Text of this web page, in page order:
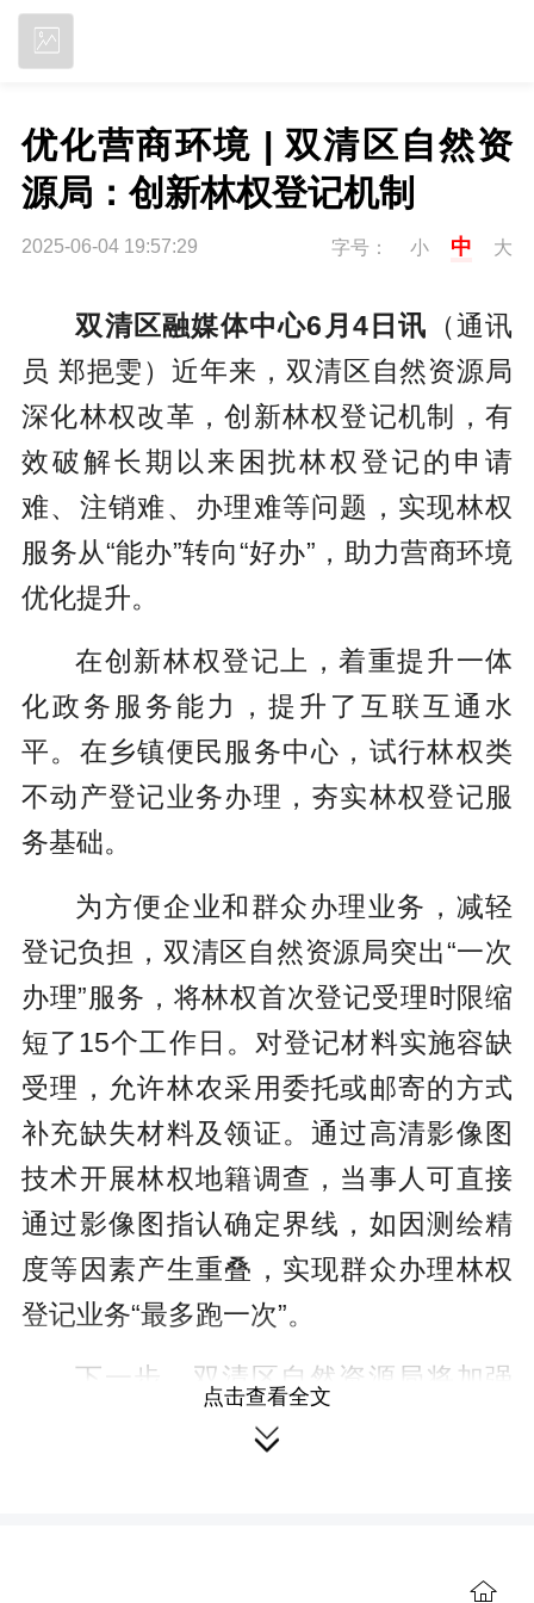
优化营商环境 | 双清区自然资
源局：创新林权登记机制
2025-06-04 19:57:29 字号： 小 中 大
双清区融媒体中心6月4日讯 （通讯
员 郑挹雯）近年来，双清区自然资源局
深化林权改革，创新林权登记机制，有
效破解长期以来困扰林权登记的申请
难、注销难、办理难等问题，实现林权
服务从“能办”转向“好办”，助力营商环境
优化提升。
在创新林权登记上，着重提升一体
化政务服务能力，提升了互联互通水
平。在乡镇便民服务中心， 试行林权类
不动产登记业务办理，夯实林权登记服
务基础。
为方便企业和群众办理业务，减轻
登记负担，双清区自然资源局突出“一次
办理”服务，将林权首次登记受理时限缩
短了15个工作日。对登记材料实施容缺
受理，允许林农采用委托或邮寄的方式
补充缺失材料及领证。通过高清影像 图
技术开展林权地籍调查，当事人可直接
通过影像图指认确定界线，如因测绘精
度等因素产生重叠，实现群众办理林权
登记业务“最多跑一次”。
下一步，双清区自然资源局将加强
与各乡镇的沟通衔接，开展相关林权试
点击查看全文
